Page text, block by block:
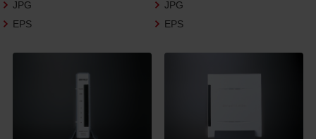
お客様が「同意する」ボタンをクリックされ
た場合、商品写真データ利用規約及びCAD
なお、商品写真データ利用規約及びCAD図
データ利用規約の記載事項は予告なく変更
ロードする際には最新の規約をご確認くだ
JPG
EPS
JPG
EPS